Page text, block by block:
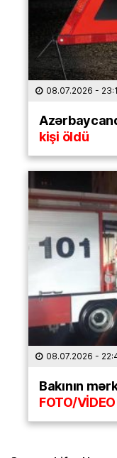
08.07.2026 -
kişi öldü
08.07.2026 -
Bakının
FOTO/VİDEO